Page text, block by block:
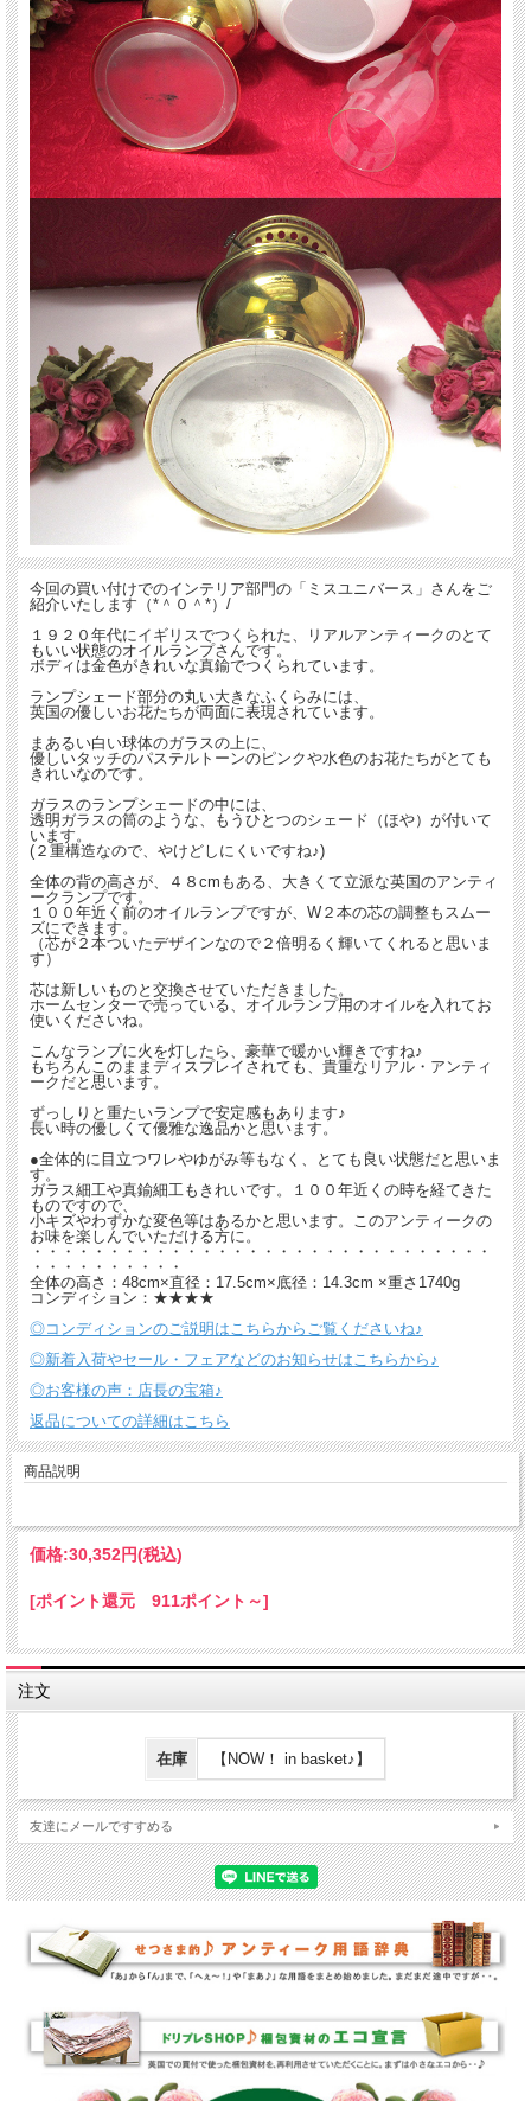
今回の買い付けでのインテリア部門の「ミスユニバース」さんをご
紹介いたします（*＾０＾*）/
１９２０年代にイギリスでつくられた、リアルアンティークのとて
もいい状態のオイルランプさんです。
ボディは金色がきれいな真鍮でつくられています。
ランプシェード部分の丸い大きなふくらみには、
英国の優しいお花たちが両面に表現されています。
まあるい白い球体のガラスの上に、
優しいタッチのパステルトーンのピンクや水色のお花たちがとても
きれいなのです。
ガラスのランプシェードの中には、
透明ガラスの筒のような、もうひとつのシェード（ほや）が付いて
います。
(２重構造なので、やけどしにくいですね♪)
全体の背の高さが、４８cmもある、大きくて立派な英国のアンティ
ークランプです。
１００年近く前のオイルランプですが、W２本の芯の調整もスムー
ズにできます。
（芯が２本ついたデザインなので２倍明るく輝いてくれると思いま
す）
芯は新しいものと交換させていただきました。
ホームセンターで売っている、オイルランプ用のオイルを入れてお
使いくださいね。
こんなランプに火を灯したら、豪華で暖かい輝きですね♪
もちろんこのままディスプレイされても、貴重なリアル・アンティ
ークだと思います。
ずっしりと重たいランプで安定感もあります♪
長い時の優しくて優雅な逸品かと思います。
●全体的に目立つワレやゆがみ等もなく、とても良い状態だと思いま
す。
ガラス細工や真鍮細工もきれいです。１００年近くの時を経てきた
ものですので、
小キズやわずかな変色等はあるかと思います。このアンティークの
お味を楽しんでいただける方に。
・・・・・・・・・・・・・・・・・・・・・・・・・・・・・・
・・・・・・・・・・
全体の高さ：48cm×直径：17.5cm×底径：14.3cm ×重さ1740g
コンディション：★★★★
◎コンディションのご説明はこちらからご覧くださいね♪
◎新着入荷やセール・フェアなどのお知らせはこちらから♪
◎お客様の声：店長の宝箱♪
返品についての詳細はこちら
商品説明
価格:30,352円(税込)
[ポイント還元 911ポイント～]
注文
在庫 【NOW！ in basket♪】
友達にメールですすめる